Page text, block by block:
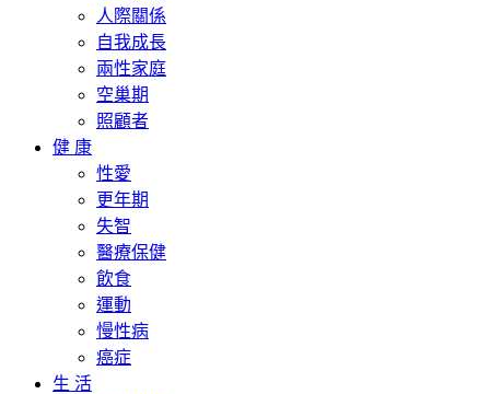
人際關係
自我成長
兩性家庭
空巢期
照顧者
健 康
性愛
更年期
失智
醫療保健
飲食
運動
慢性病
癌症
生 活